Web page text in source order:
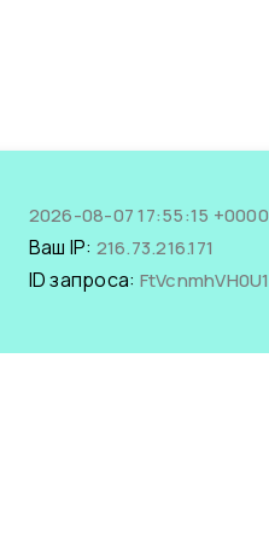
2026-08-07 17:55:15 +0000
Ваш IP: 216.73.216.171
ID запроса: FtVcnmhVH0U1